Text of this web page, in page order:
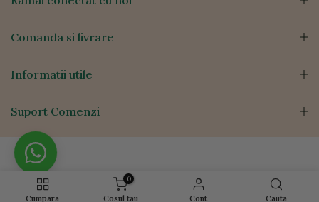
Comanda si livrare
Informatii utile
Suport Comenzi
Cumpara
0
Cosul tau Cont Cauta